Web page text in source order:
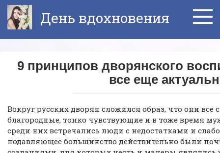
Перейти
контенту
День вдохновения
9 принципов дворянского
все еще
Вокруг русских дворян сложился образ, что они все
благородные, тонко чувствующие и в тоже время
среди них встречались люди с недостатками и
подавляющее большинство действительно были